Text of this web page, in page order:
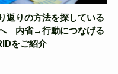
返りの方法を探している
内省→行動につなげる
をご紹介